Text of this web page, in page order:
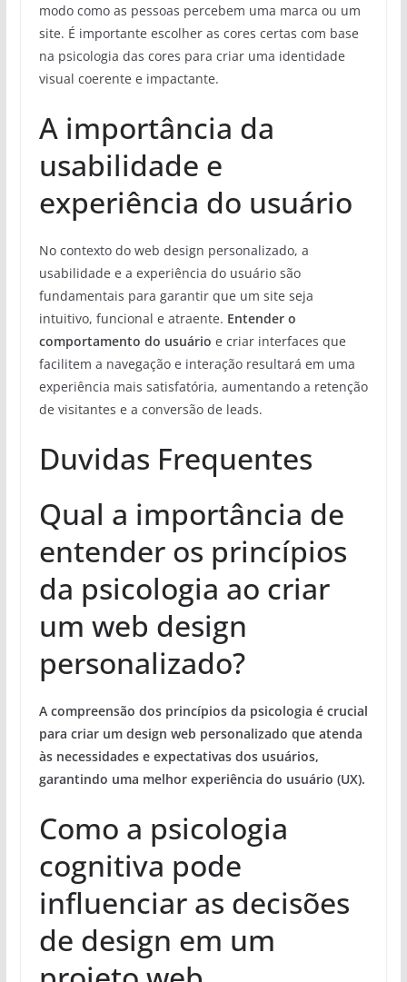
modo como as pessoas percebem uma marca ou um
site. É importante escolher as cores certas com base
na psicologia das cores para criar uma identidade
visual coerente e impactante.
A importância da
usabilidade e
experiência do usuário
No contexto do web design personalizado, a
usabilidade e a experiência do usuário são
fundamentais para garantir que um site seja
intuitivo, funcional e atraente. Entender o
comportamento do usuário e criar interfaces que
facilitem a navegação e interação resultará em uma
experiência mais satisfatória, aumentando a retenção
de visitantes e a conversão de leads.
Duvidas Frequentes
Qual a importância de
entender os princípios
da psicologia ao criar
um web design
personalizado?
A compreensão dos princípios da psicologia é crucial
para criar um design web personalizado que atenda
às necessidades e expectativas dos usuários,
garantindo uma melhor experiência do usuário (UX).
Como a psicologia
cognitiva pode
influenciar as decisões
de design em um